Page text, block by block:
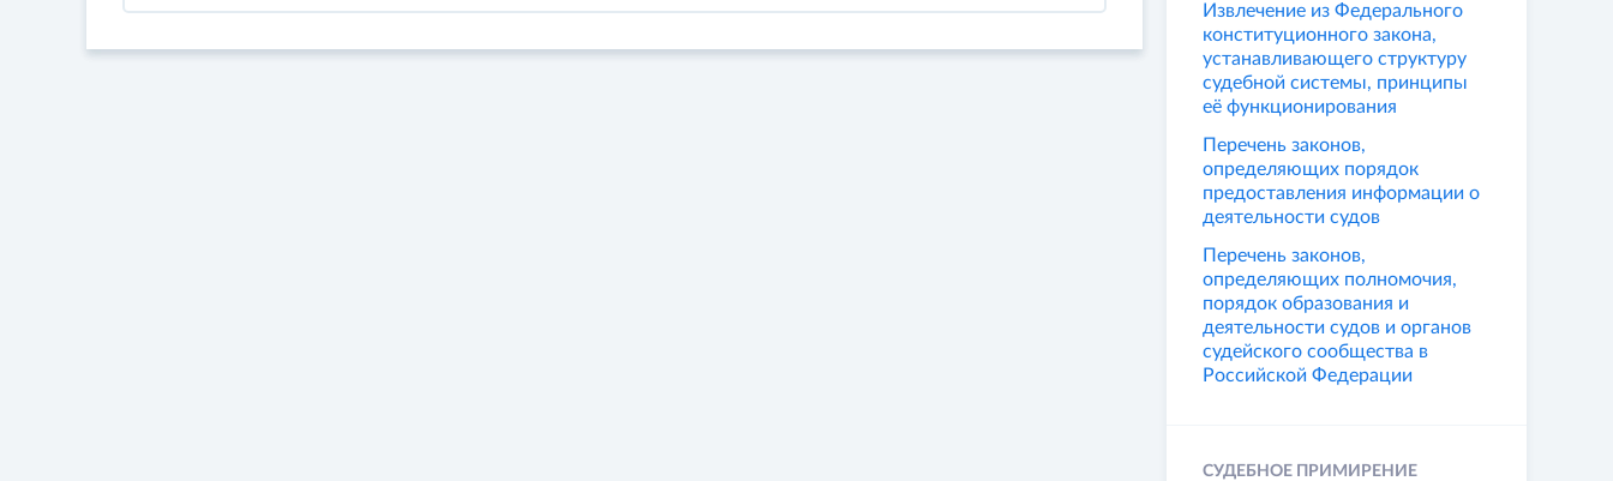
Извлечение из Федерального
конституционного закона,
устанавливающего структуру
судебной системы, принципы
её функционирования
Перечень законов,
определяющих порядок
предоставления информации о
деятельности судов
Перечень законов,
определяющих полномочия,
порядок образования и
деятельности судов и органов
судейского сообщества в
Российской Федерации
СУДЕБНОЕ ПРИМИРЕНИЕ